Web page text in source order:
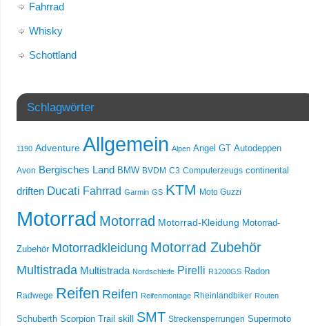
Fahrrad
Whisky
Schottland
Schlagwörter
1190 Adventure Allgemein Alpen Angel GT Autodeppen
Avon Bergisches Land BMW BVDM C3 Computerzeugs continental
driften Ducati Fahrrad Garmin GS KTM Moto Guzzi
Motorrad Motorrad Motorrad-Kleidung Motorrad-
Zubehör Motorradkleidung Motorrad Zubehör
Multistrada Multistrada Nordschleife Pirelli R1200GS Radon
Radwege Reifen Reifen Reifenmontage Rheinlandbiker Routen
Schuberth Scorpion Trail skill SMT Streckensperrungen Supermoto